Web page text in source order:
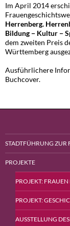
Im April 2014
Herrenberg.
Bildung − Kultur −
dem zweiten Preis
Württemberg
Ausführlichere
Buchcover.
STADTFÜHRUNG ZUR
PROJEKTE
PROJEKT:
PROJEKT:
AUSSTELLUNG